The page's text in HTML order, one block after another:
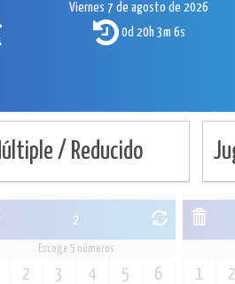
Viernes 7 de agosto de 2026
0d 20h 3m 5s
/ Reducido
2
Escoge 5 números
2 3 4 5
6
1 2